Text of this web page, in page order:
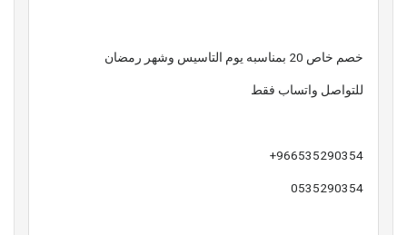
خصم خاص 20 بمناسبه يوم التاسيس وشهر رمضان
للتواصل واتساب فقط
966535290354+
0535290354